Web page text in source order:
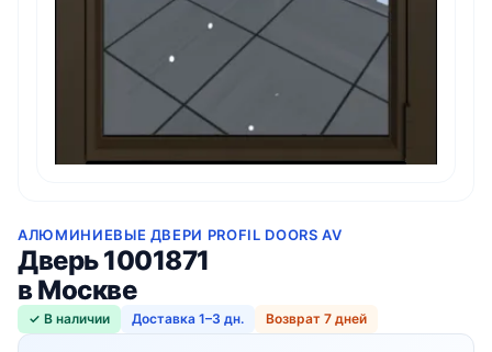
АЛЮМИНИЕВЫЕ ДВЕРИ PROFIL DOORS AV
Дверь 1001871
в Москве
✓ В наличии Доставка 1–3 дн. Возврат 7 дней